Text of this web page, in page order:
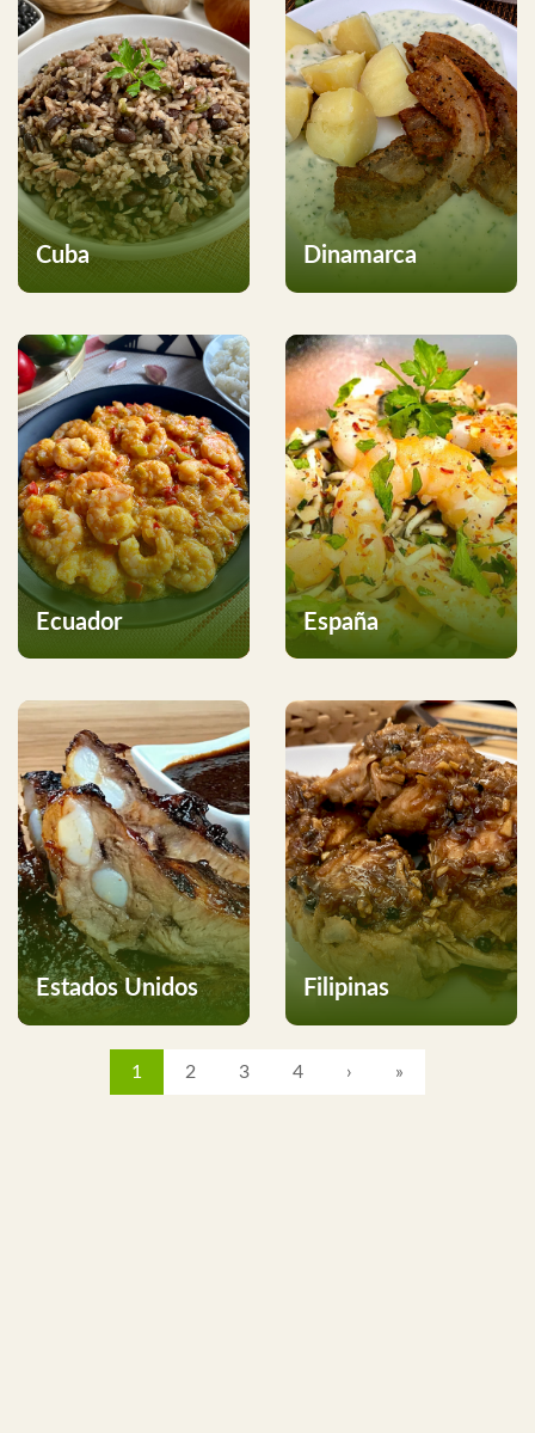
Cuba Dinamarca
Ecuador España
Estados Unidos Filipinas
1 2 3 4 › »